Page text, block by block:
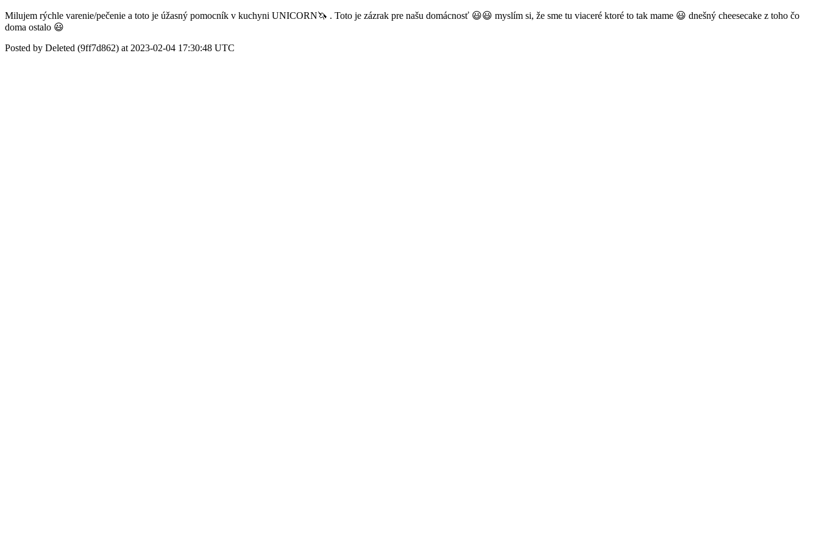
Milujem rýchle varenie/pečenie a toto je úžasný pomocník v kuchyni UNICORN🦄 . Toto je zázrak pre našu domácnosť 😃😃 myslím si, že sme tu viaceré ktoré to tak mame 😃 dnešný cheesecake z toho čo
doma ostalo 😃
Posted by Deleted (9ff7d862) at 2023-02-04 17:30:48 UTC